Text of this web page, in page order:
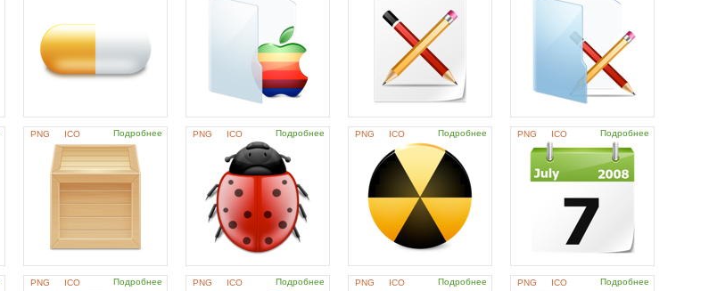
PNG ICO Подробнее PNG ICO Подробнее PNG ICO Подробнее PNG ICO Подробнее
PNG ICO Подробнее PNG ICO Подробнее PNG ICO Подробнее PNG ICO Подробнее